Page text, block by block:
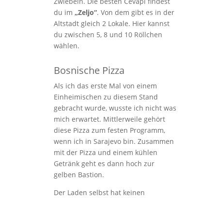
du im „Zeljo“. Von dem gibt es in der
Altstadt gleich 2 Lokale. Hier kannst
du zwischen 5, 8 und 10 Röllchen
wählen.
Bosnische Pizza
Als ich das erste Mal von einem
Einheimischen zu diesem Stand
gebracht wurde, wusste ich nicht was
mich erwartet. Mittlerweile gehört
diese Pizza zum festen Programm,
wenn ich in Sarajevo bin. Zusammen
mit der Pizza und einem kühlen
Getränk geht es dann hoch zur
gelben Bastion.
Der Laden selbst hat keinen